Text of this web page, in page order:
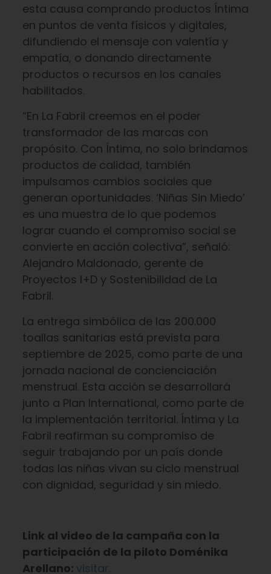
esta causa comprando productos Íntima
en puntos de venta físicos y digitales,
difundiendo el mensaje con valentía y
empatía, o donando directamente
productos o recursos en los canales
habilitados.
“En La Fabril creemos en el poder
transformador de las marcas con
propósito. Con Íntima, no solo brindamos
productos de calidad, también
impulsamos cambios sociales que
generan oportunidades. ‘Niñas Sin Miedo’
es una muestra de lo que podemos
lograr cuando el compromiso social se
convierte en acción colectiva”, señaló:
Alejandro Maldonado, gerente de
Proyectos I+D y Sostenibilidad de La
Fabril.
La entrega simbólica de las 200.000
toallas sanitarias está prevista para
septiembre de 2025, como parte de una
jornada nacional de concienciación
menstrual. Esta acción se desarrollará
junto a Plan International, como parte de
la implementación territorial. Íntima y La
Fabril reafirman su compromiso de
seguir trabajando por un país donde
todas las niñas vivan su ciclo menstrual
con dignidad, seguridad y sin miedo.
Link al video de la campaña con la
participación de la piloto Doménika
Arellano: visitar.